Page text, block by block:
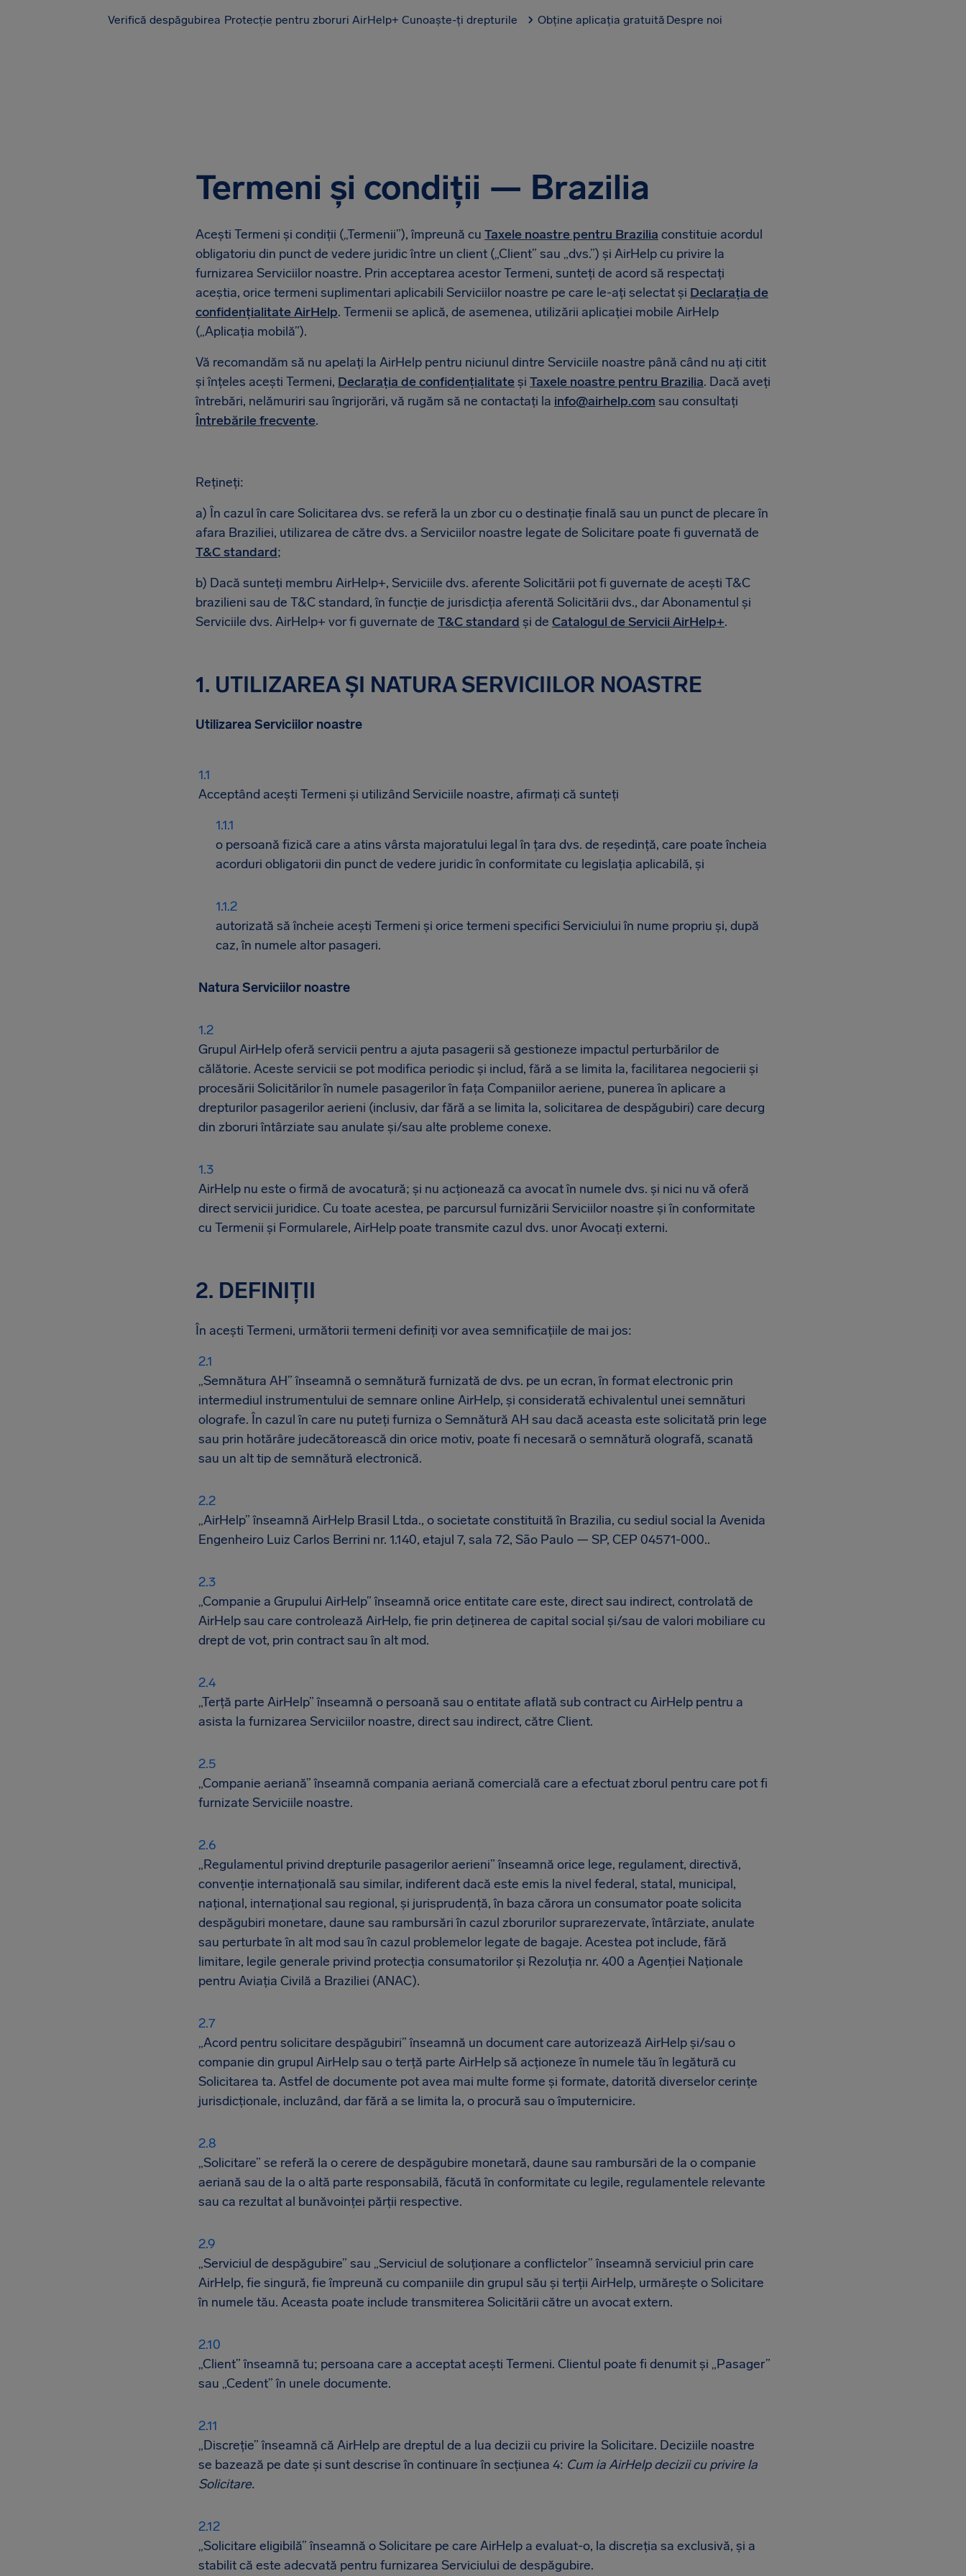
Verifică despăgubirea Protecție pentru zboruri AirHelp+ Cunoaște-ți drepturile Obține aplicația gratuită Despre noi
Termeni și condiții — Brazilia
Acești Termeni și condiții („Termenii”), împreună cu Taxele noastre pentru Brazilia constituie acordul
obligatoriu din punct de vedere juridic între un client („Client” sau „dvs.”) și AirHelp cu privire la
furnizarea Serviciilor noastre. Prin acceptarea acestor Termeni, sunteți de acord să respectați
aceștia, orice termeni suplimentari aplicabili Serviciilor noastre pe care le-ați selectat și Declarația de
confidențialitate AirHelp. Termenii se aplică, de asemenea, utilizării aplicației mobile AirHelp
(„Aplicația mobilă”).
Vă recomandăm să nu apelați la AirHelp pentru niciunul dintre Serviciile noastre până când nu ați citit
și înțeles acești Termeni, Declarația de confidențialitateși Taxele noastre pentru Brazilia. Dacă aveți
întrebări, nelămuriri sau îngrijorări, vă rugăm să ne contactați la info@airhelp.com sau consultați
Întrebările frecvente.
Rețineți:
a) În cazul în care Solicitarea dvs. se referă la un zbor cu o destinație finală sau un punct de plecare în
afara Braziliei, utilizarea de către dvs. a Serviciilor noastre legate de Solicitare poate fi guvernată de
T&C standard;
b) Dacă sunteți membru AirHelp+, Serviciile dvs. aferente Solicitării pot fi guvernate de acești T&C
brazilieni sau de T&C standard, în funcție de jurisdicția aferentă Solicitării dvs., dar Abonamentul și
Serviciile dvs. AirHelp+ vor fi guvernate de T&C standard și de Catalogul de Servicii AirHelp+.
1. UTILIZAREA ȘI NATURA SERVICIILOR NOASTRE
Utilizarea Serviciilor noastre
Acceptând acești Termeni și utilizând Serviciile noastre, afirmați că sunteți
o persoană fizică care a atins vârsta majoratului legal în țara dvs. de reședință, care poate încheia
acorduri obligatorii din punct de vedere juridic în conformitate cu legislația aplicabilă, și
autorizată să încheie acești Termeni și orice termeni specifici Serviciului în nume propriu și, după
caz, în numele altor pasageri.
Natura Serviciilor noastre
Grupul AirHelp oferă servicii pentru a ajuta pasagerii să gestioneze impactul perturbărilor de
călătorie. Aceste servicii se pot modifica periodic și includ, fără a se limita la, facilitarea negocierii și
procesării Solicitărilor în numele pasagerilor în fața Companiilor aeriene, punerea în aplicare a
drepturilor pasagerilor aerieni (inclusiv, dar fără a se limita la, solicitarea de despăgubiri) care decurg
din zboruri întârziate sau anulate și/sau alte probleme conexe.
AirHelp nu este o firmă de avocatură; și nu acționează ca avocat în numele dvs. și nici nu vă oferă
direct servicii juridice. Cu toate acestea, pe parcursul furnizării Serviciilor noastre și în conformitate
cu Termenii și Formularele, AirHelp poate transmite cazul dvs. unor Avocați externi.
2. DEFINIȚII
În acești Termeni, următorii termeni definiți vor avea semnificațiile de mai jos:
„Semnătura AH” înseamnă o semnătură furnizată de dvs. pe un ecran, în format electronic prin
intermediul instrumentului de semnare online AirHelp, și considerată echivalentul unei semnături
olografe. În cazul în care nu puteți furniza o Semnătură AH sau dacă aceasta este solicitată prin lege
sau prin hotărâre judecătorească din orice motiv, poate fi necesară o semnătură olografă, scanată
sau un alt tip de semnătură electronică.
„AirHelp” înseamnă AirHelp Brasil Ltda., o societate constituită în Brazilia, cu sediul social la Avenida
Engenheiro Luiz Carlos Berrini nr. 1.140, etajul 7, sala 72, São Paulo — SP, CEP 04571-000..
„Companie a Grupului AirHelp” înseamnă orice entitate care este, direct sau indirect, controlată de
AirHelp sau care controlează AirHelp, fie prin deținerea de capital social și/sau de valori mobiliare cu
drept de vot, prin contract sau în alt mod.
„Terță parte AirHelp” înseamnă o persoană sau o entitate aflată sub contract cu AirHelp pentru a
asista la furnizarea Serviciilor noastre, direct sau indirect, către Client.
„Companie aeriană” înseamnă compania aeriană comercială care a efectuat zborul pentru care pot fi
furnizate Serviciile noastre.
„Regulamentul privind drepturile pasagerilor aerieni” înseamnă orice lege, regulament, directivă,
convenție internațională sau similar, indiferent dacă este emis la nivel federal, statal, municipal,
național, internațional sau regional, și jurisprudență, în baza cărora un consumator poate solicita
despăgubiri monetare, daune sau rambursări în cazul zborurilor suprarezervate, întârziate, anulate
sau perturbate în alt mod sau în cazul problemelor legate de bagaje. Acestea pot include, fără
limitare, legile generale privind protecția consumatorilor și Rezoluția nr. 400 a Agenției Naționale
pentru Aviația Civilă a Braziliei (ANAC).
„Acord pentru solicitare despăgubiri” înseamnă un document care autorizează AirHelp și/sau o
companie din grupul AirHelp sau o terță parte AirHelp să acționeze în numele tău în legătură cu
Solicitarea ta. Astfel de documente pot avea mai multe forme și formate, datorită diverselor cerințe
jurisdicționale, incluzând, dar fără a se limita la, o procură sau o împuternicire.
„Solicitare” se referă la o cerere de despăgubire monetară, daune sau rambursări de la o companie
aeriană sau de la o altă parte responsabilă, făcută în conformitate cu legile, regulamentele relevante
sau ca rezultat al bunăvoinței părții respective.
„Serviciul de despăgubire” sau „Serviciul de soluționare a conflictelor” înseamnă serviciul prin care
AirHelp, fie singură, fie împreună cu companiile din grupul său și terții AirHelp, urmărește o Solicitare
în numele tău. Aceasta poate include transmiterea Solicitării către un avocat extern.
„Client” înseamnă tu; persoana care a acceptat acești Termeni. Clientul poate fi denumit și „Pasager”
sau „Cedent” în unele documente.
„Discreție” înseamnă că AirHelp are dreptul de a lua decizii cu privire la Solicitare. Deciziile noastre
se bazează pe date și sunt descrise în continuare în secțiunea 4: Cum ia AirHelp decizii cu privire la
Solicitare.
„Solicitare eligibilă” înseamnă o Solicitare pe care AirHelp a evaluat-o, la discreția sa exclusivă, și a
stabilit că este adecvată pentru furnizarea Serviciului de despăgubire.